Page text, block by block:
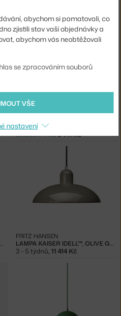
Skladem 1 ks,7 022 Kč
LAMPA AMBIT Ø16.5, GREEN
Skladem 1 ks,3 741 Kč
GREEN/BRASS LAMPA KAISER IDELL™, OLIVE GREEN
FRITZ HANSEN
3 - 5 týdnů, 11 414 Kč
abychom si pamatovali, co
zjistili stav vaší objednávky a
abychom vás neobtěžovali
se zpracováním souborů
VŠE
nastavení